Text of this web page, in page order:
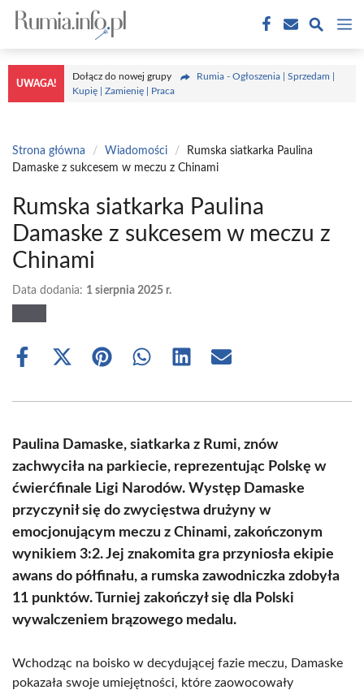
Przejdź
treści
UWAGA!
Dołącz do nowej grupy
Rumia - Ogłoszenia | Sprzedam |
Kupię | Zamienię | Praca
Strona główna / Wiadomości /
Rumska siatkarka Paulina
Damaske z sukcesem w meczu z Chinami
Rumska siatkarka Paulina
Damaske z sukcesem w meczu z
Chinami
Data dodania: 1 sierpnia 2025 r.
Share
Share
(Twitter)
Share Share Share Share
Paulina Damaske, siatkarka z Rumi, znów
zachwyciła na parkiecie, reprezentując Polskę w
ćwierćfinale Ligi Narodów. Występ Damaske
przyczynił się do zwycięstwa drużyny w
emocjonującym meczu z Chinami, zakończonym
wynikiem 3:2. Jej znakomita gra przyniosła ekipie
awans do półfinału, a rumska zawodniczka zdobyła
11 punktów. Turniej zakończył się dla Polski
wywalczeniem brązowego medalu.
Wchodząc na boisko w decydującej fazie meczu, Damaske
pokazała swoje umiejętności, które zaowocowały